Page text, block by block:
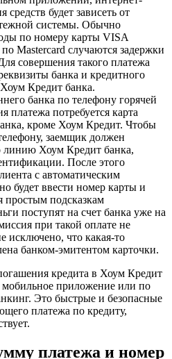
средств будет зависеть от
системы. Обычно
по номеру карты VISA
Mastercard случаются задержки
совершения такого платежа
банка и кредитного
Кредит банка.
банка по телефону горячей
платежа потребуется карта
кроме Хоум Кредит. Чтобы
заемщик должен
линию Хоум Кредит банка,
После этого
с автоматическим
будет ввести номер карты и
простым подсказкам
поступят на счет банка уже на
при такой оплате не
исключено, что какая-то
банком-эмитентом карточки.
кредита в Хоум Кредит
мобильное приложение или по
Это быстрые и безопасные
платежа по кредиту,
платежа и номер